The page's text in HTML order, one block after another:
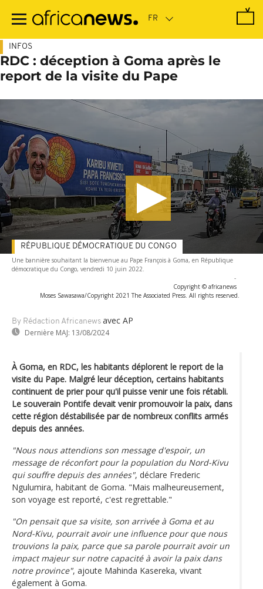
contenu
INFOS
RDC : déception à Goma après le
report de la visite du Pape
Une bannière souhaitant la bienvenue au Pape François à Goma, en République
démocratique du Congo, vendredi 10 juin 2022.
-
Copyright © africanews
Moses Sawasawa/Copyright 2021 The Associated Press. All rights reserved.
By Rédaction Africanews avec AP
Dernière MAJ: 13/08/2024
RÉPUBLIQUE DÉMOCRATIQUE DU CONGO
À Goma, en RDC, les habitants déplorent le report de la
visite du Pape. Malgré leur déception, certains habitants
continuent de prier pour qu'il puisse venir une fois rétabli.
Le souverain Pontife devait venir promouvoir la paix, dans
cette région déstabilisée par de nombreux conflits armés
depuis des années.
"Nous nous attendions son message d'espoir, un
message de réconfort pour la population du Nord-Kivu
qui souffre depuis des années", déclare Frederic
Ngulumira, habitant de Goma. "Mais malheureusement,
son voyage est reporté, c'est regrettable."
"On pensait que sa visite, son arrivée à Goma et au
Nord-Kivu, pourrait avoir une influence pour que nous
trouvions la paix, parce que sa parole pourrait avoir un
impact majeur sur notre capacité à avoir la paix dans
notre province", ajoute Mahinda Kasereka, vivant
également à Goma.